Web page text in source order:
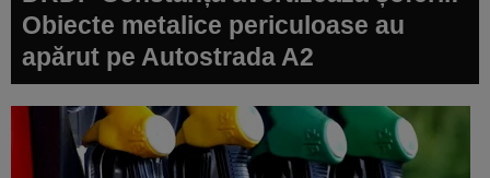
Obiecte metalice periculoase au
apărut pe Autostrada A2